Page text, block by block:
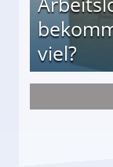
viel?
und wie viel?